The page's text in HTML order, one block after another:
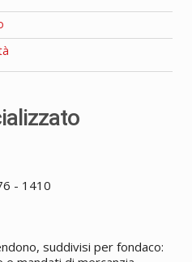
- 1410
suddivisi per fondaco: